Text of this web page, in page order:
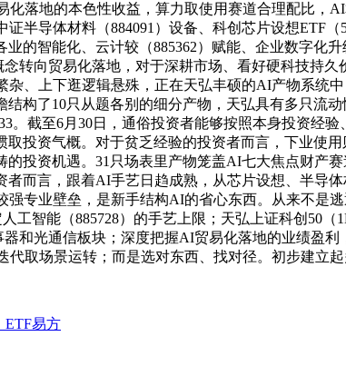
化落地的本色性收益，算力取使用赛道合理配比
半导体材料（884091）设备、科创芯片设想ETF
的智能化、云计较（885362）赋能、企业数字化
转向贸易化落地，对于深耕市场、看好硬科技持
、上下逛逻辑悬殊，正在天弘丰硕的AI产物系统
构了10只从题各别的细分产物，天弘具有多只流
。截至6月30日，通俗投资者能够按照本身投资经
投资气概。对于贫乏经验的投资者而言，下业使
投资机遇。31只场表里产物笼盖AI七大焦点财产
者而言，跟着AI手艺日趋成熟，从芯片设想、半导
专业壁垒，是新手结构AI的省心东西。从来不是
工智能（885728）的手艺上限；天弘上证科创50
和光通信板块；深度把握AI贸易化落地的业绩盈
取场景运转；而是选对东西、找对径。初步建立起
ETF易方